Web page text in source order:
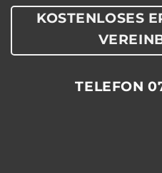
KOSTENLOSES
TELEFON